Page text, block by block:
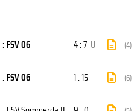
: FSV 06 4 : 7 U (4)
: FSV 06 1 : 15 (6)